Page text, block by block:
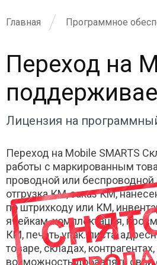
Главная Программное
Переход на
Лицензия на
Переход на Mobile SMARTS
работы с маркированным
проводной или
отгрузка КМ, заказ КМ,
по штрихкоду или КМ,
ячейкам, комплектация,
КМ, печать упак. листа,
товаре, складах,
возможность добавлять